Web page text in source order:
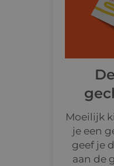
Moeilijk
je een
geef je
aan de